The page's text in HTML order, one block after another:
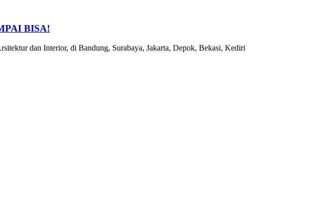
BISA!
dan Interior, di Bandung, Surabaya, Jakarta, Depok, Bekasi, Kediri